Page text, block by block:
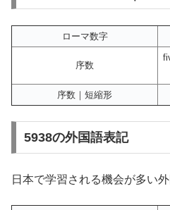
ローマ数字
序数
序数｜短縮形
5938の外国語表記
日本で学習される機会が多い